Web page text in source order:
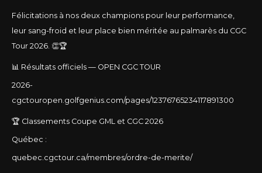
Félicitations à nos deux champions pour leur performance,
leur sang-froid et leur place bien méritée au palmarès du CGC
Tour 2026. 👏🏆
📊 Résultats officiels — OPEN CGC TOUR
2026-
cgctouropen.golfgenius.com/pages/12376765234117891300
🏆 Classements Coupe GML et CGC 2026
Québec :
quebec.cgctour.ca/membres/ordre-de-merite/